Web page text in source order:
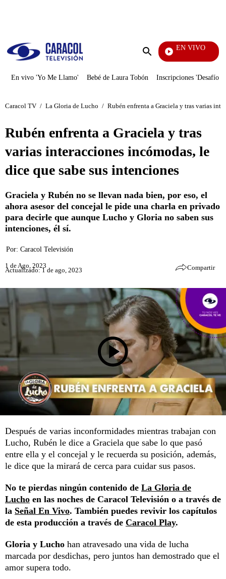
Enviar
EN VIVO
Noticias Caracol
En vivo 'Yo Me Llamo' Bebé de Laura Tobón Inscripciones 'Desafío'
Caracol TV / La Gloria de Lucho / Rubén enfrenta a Graciela y tras varias
Rubén enfrenta a Graciela y tras
varias interacciones incómodas, le
dice que sabe sus intenciones
Graciela y Rubén no se llevan nada bien, por eso, el
ahora asesor del concejal le pide una charla en privado
para decirle que aunque Lucho y Gloria no saben sus
intenciones, él sí.
Por: Caracol Televisión
1 de Ago, 2023
Actualizado: 1 de ago, 2023 Compartir
Después de varias inconformidades mientras trabajan con
Lucho, Rubén le dice a Graciela que sabe lo que pasó
entre ella y el concejal y le recuerda su posición, además,
le dice que la mirará de cerca para cuidar sus pasos.
No te pierdas ningún contenido de La Gloria de
Lucho en las noches de Caracol Televisión o a través de
la Señal En Vivo. También puedes revivir los capítulos
de esta producción a través de Caracol Play.
Gloria y Lucho han atravesado una vida de lucha
marcada por desdichas, pero juntos han demostrado que el
amor supera todo.